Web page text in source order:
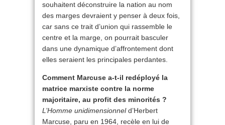
souhaitent déconstruire la nation au nom
des marges devraient y penser à deux fois,
car sans ce trait d’union qui rassemble le
centre et la marge, on pourrait basculer
dans une dynamique d’affrontement dont
elles seraient les principales perdantes.
Comment Marcuse a-t-il redéployé la
matrice marxiste contre la norme
majoritaire, au profit des minorités ?
L’Homme unidimensionneld’Herbert
Marcuse, paru en 1964, recèle en lui de